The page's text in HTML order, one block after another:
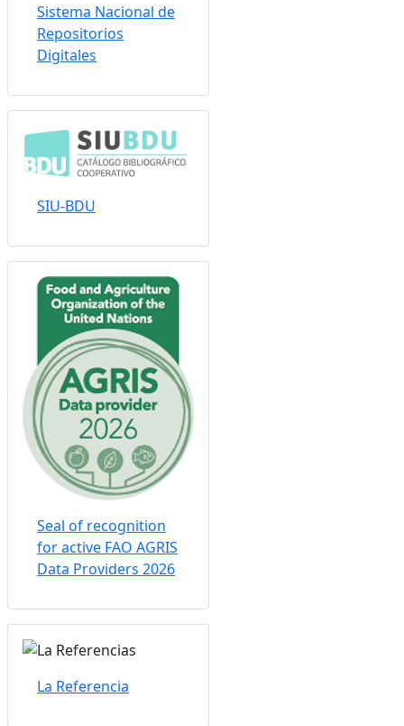
Sistema Nacional de
Repositorios
Digitales
SIU-BDU
Seal of recognition
for active FAO AGRIS
Data Providers 2026
La Referencia